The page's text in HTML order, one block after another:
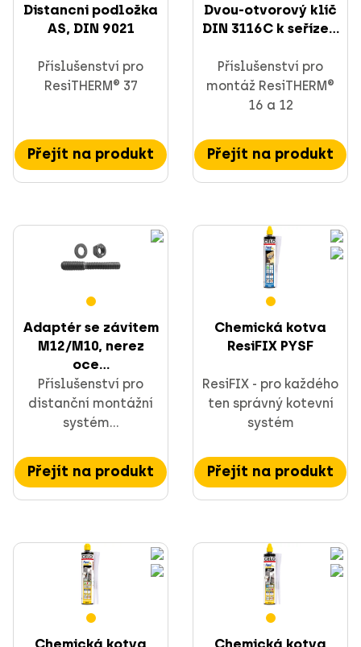
Montážní a nosné prvky
Rychlé lankové zavěšení
Distancni podložka
AS, DIN 9021
Příslušenství pro
ResiTHERM® 37
Přejít na produkt
Dvou-otvorový klíč
DIN 3116C k seříze...
Příslušenství pro
montáž ResiTHERM®
16 a 12
Přejít na produkt
Adaptér se závitem
M12/M10, nerez
oce...
Příslušenství pro
distanční montážní
systém...
Přejít na produkt
Chemická kotva
ResiFIX PYSF
ResiFIX - pro každého
ten správný kotevní
systém
Přejít na produkt